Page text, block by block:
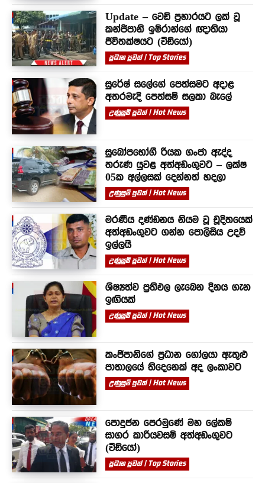
Update – වෙඩි ප්‍රහාරයට ලක් වූ
කන්ජිපානි ඉම්රාන්ගේ ඥාතියා
ජීවිතක්ෂයට (වීඩියෝ)
ප්‍රධාන පුවත් | Top Stories
සුරේෂ් සලේගේ පෙත්සමට අදාළ
අතරමැදි පෙත්සම් සලකා බැලේ
උණුසුම් පුවත් | Hot News
සුඛෝපභෝගී රියක ගංජා ඇද්ද
තරුණ යුවළ අත්අඩංගුවට – ලක්ෂ
05ක අල්ලසක් දෙන්නත් හදලා
උණුසුම් පුවත් | Hot News
මරණීය දණ්ඩනය නියම වූ චූදිතයෙක්
අත්අඩංගුවට ගන්න පොලිසිය උදව්
ඉල්ලයි
උණුසුම් පුවත් | Hot News
ශිෂ්‍යත්ව ප්‍රතිඵල ලැබෙන දිනය ගැන
ඉඟියක්
උණුසුම් පුවත් | Hot News
කංජිපානිගේ ප්‍රධාන ගෝලයා ඇතුළු
පාතාලයේ තිදෙනෙක් අද ලංකාවට
උණුසුම් පුවත් | Hot News
පොදුජන පෙරමුණේ මහ ලේකම්
සාගර කාරියවසම් අත්අඩංගුවට
(වීඩියෝ)
ප්‍රධාන පුවත් | Top Stories